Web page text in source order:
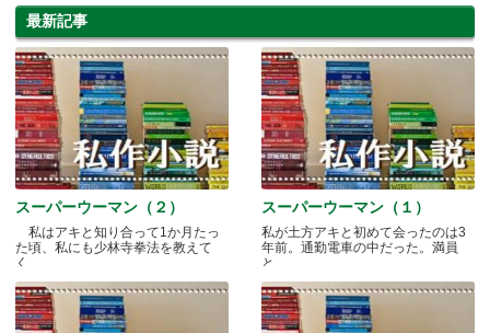
最新記事
スーパーウーマン（２）
私はアキと知り合って1か月たっ
た頃、私にも少林寺拳法を教えて
く.....
スーパーウーマン（１）
私が土方アキと初めて会ったのは3
年前。通勤電車の中だった。満員
と.....